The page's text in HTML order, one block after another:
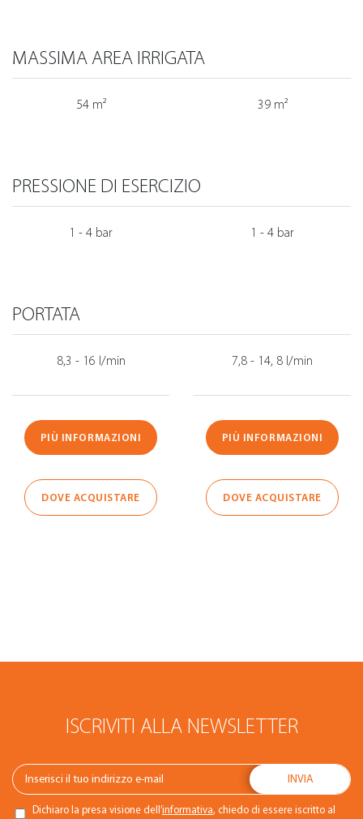
MASSIMA AREA IRRIGATA
54 m² 39 m²
PRESSIONE DI ESERCIZIO
1 - 4 bar 1 - 4 bar
PORTATA
8,3 - 16 l/min 7,8 - 14, 8 l/min
PIÙ INFORMAZIONI PIÙ INFORMAZIONI
DOVE ACQUISTARE DOVE ACQUISTARE
ISCRIVITI ALLA NEWSLETTER
Dichiaro la presa visione dell’informativa, chiedo di essere iscritto al